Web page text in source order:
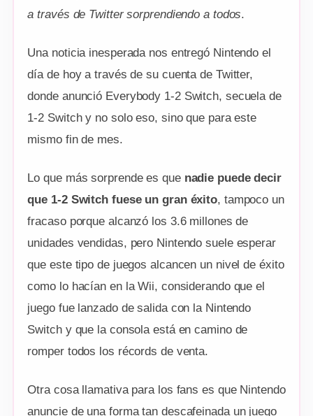
a través de Twitter sorprendiendo a todos.
Una noticia inesperada nos entregó Nintendo el
día de hoy a través de su cuenta de Twitter,
donde anunció Everybody 1-2 Switch, secuela de
1-2 Switch y no solo eso, sino que para este
mismo fin de mes.
Lo que más sorprende es quenadie puede decir
que 1-2 Switch fuese un gran éxito, tampoco un
fracaso porque alcanzó los 3.6 millones de
unidades vendidas, pero Nintendo suele esperar
que este tipo de juegos alcancen un nivel de éxito
como lo hacían en la Wii, considerando que el
juego fue lanzado de salida con la Nintendo
Switch y que la consola está en camino de
romper todos los récords de venta.
Otra cosa llamativa para los fans es que Nintendo
anuncie de una forma tan descafeinada un juego